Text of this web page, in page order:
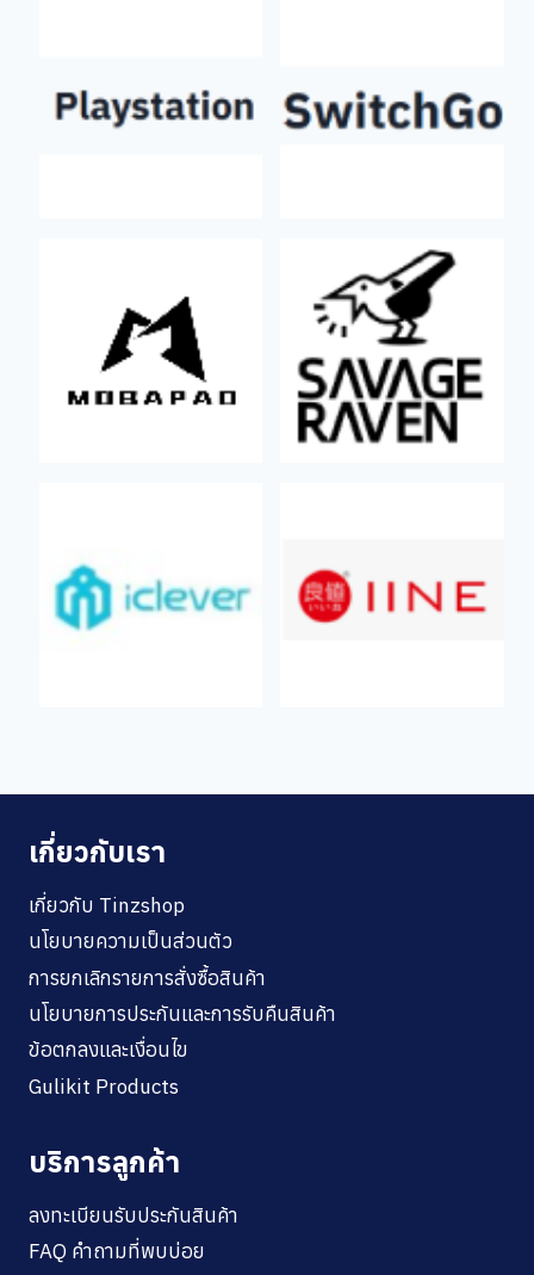
เกี่ยวกับเรา
เกี่ยวกับ Tinzshop
นโยบายความเป็นส่วนตัว
การยกเลิกรายการสั่งซื้อสินค้า
นโยบายการประกันและการรับคืนสินค้า
ข้อตกลงและเงื่อนไข
Gulikit Products
บริการลูกค้า
ลงทะเบียนรับประกันสินค้า
FAQ คำถามที่พบบ่อย